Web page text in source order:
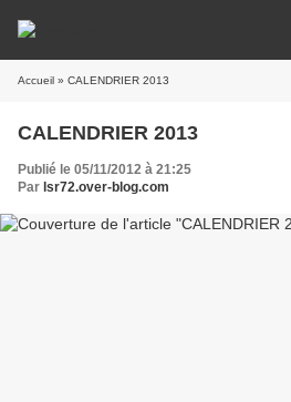
Accueil » CALENDRIER 2013
CALENDRIER 2013
Publié le 05/11/2012 à 21:25
Par lsr72.over-blog.com